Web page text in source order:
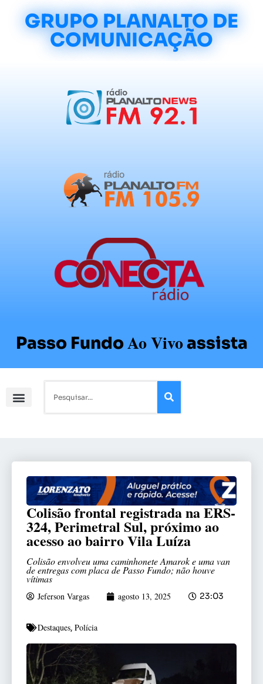
GRUPO PLANALTO DE
COMUNICAÇÃO
Passo FundoAo Vivoassista
Colisão frontal registrada na ERS-
324, Perimetral Sul, próximo ao
acesso ao bairro Vila Luíza
Colisão envolveu uma caminhonete Amarok e uma van
de entregas com placa de Passo Fundo; não houve
vítimas
Jeferson Vargas agosto 13, 2025 23:03
Destaques, Polícia